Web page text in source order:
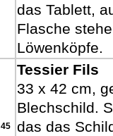
das Tablett,
Flasche
Löwenköpfe.
45
Tessier Fils
33 x 42 cm,
Blechschild.
das das